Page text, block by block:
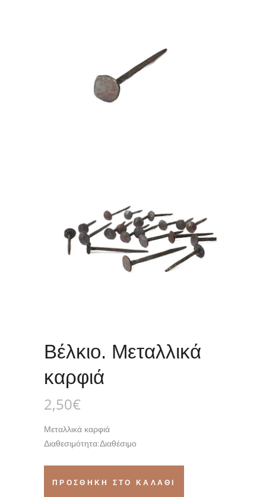
Βέλκιο. Μεταλλικά
καρφιά
2,50€
Μεταλλικά καρφιά
Διαθεσιμότητα:Διαθέσιμο
ΠΡΟΣΘΉΚΗ ΣΤΟ ΚΑΛΆΘΙ